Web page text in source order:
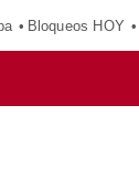
Bloqueos HOY